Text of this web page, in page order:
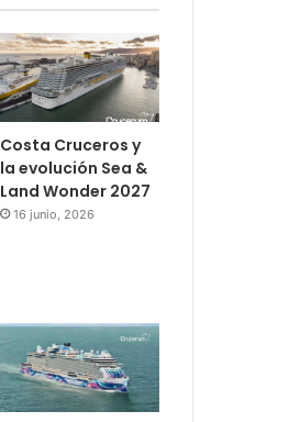
Costa Cruceros y
la evolución Sea &
Land Wonder 2027
16 junio, 2026